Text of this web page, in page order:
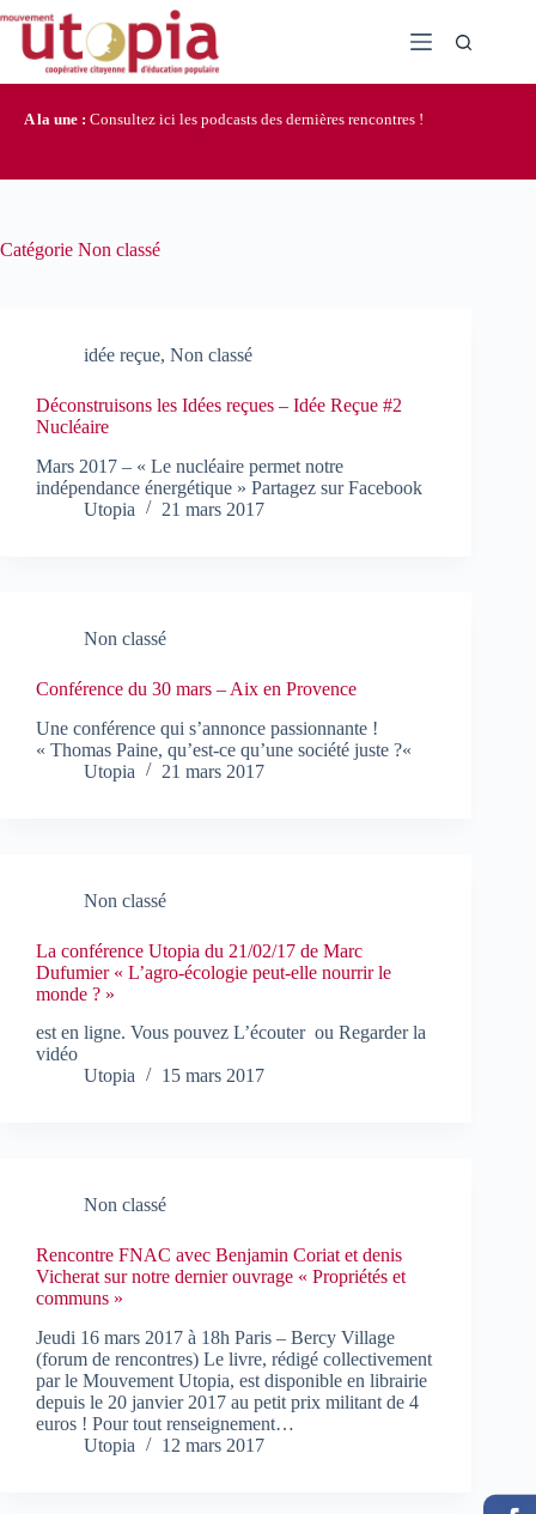
contenu
A la une : Consultez ici les podcasts des dernières rencontres !
Catégorie Non classé
idée reçue, Non classé
Déconstruisons les Idées reçues – Idée Reçue #2
Nucléaire
Mars 2017 – « Le nucléaire permet notre
indépendance énergétique » Partagez sur Facebook
Utopia
21 mars 2017
Non classé
Conférence du 30 mars – Aix en Provence
Une conférence qui s’annonce passionnante !
« Thomas Paine, qu’est-ce qu’une société juste ?«
Utopia
21 mars 2017
Non classé
La conférence Utopia du 21/02/17 de Marc
Dufumier « L’agro-écologie peut-elle nourrir le
monde ? »
est en ligne. Vous pouvez L’écouter ou Regarder la
vidéo
Utopia
15 mars 2017
Non classé
Rencontre FNAC avec Benjamin Coriat et denis
Vicherat sur notre dernier ouvrage « Propriétés et
communs »
Jeudi 16 mars 2017 à 18h Paris – Bercy Village
(forum de rencontres) Le livre, rédigé collectivement
par le Mouvement Utopia, est disponible en librairie
depuis le 20 janvier 2017 au petit prix militant de 4
euros ! Pour tout renseignement…
Utopia
12 mars 2017